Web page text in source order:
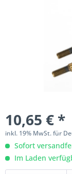
10,65 € *
inkl. 19% MwSt. für
Sofort
Im Laden